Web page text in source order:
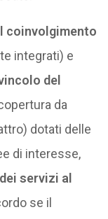
coinvolgimento
integrati) e
del
da
dotati delle
di interesse,
servizi al
se il